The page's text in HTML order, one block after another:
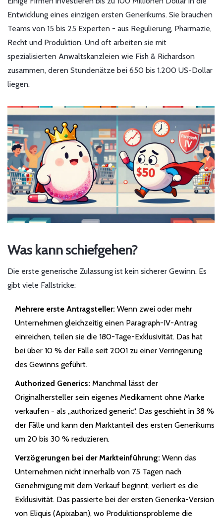
Entwicklung eines einzigen ersten Generikums. Sie brauchen
Teams von 15 bis 25 Experten - aus Regulierung, Pharmazie,
Recht und Produktion. Und oft arbeiten sie mit
spezialisierten Anwaltskanzleien wie Fish & Richardson
zusammen, deren Stundenätze bei 650 bis 1.200 US-Dollar
liegen.
Was kann schiefgehen?
Die erste generische Zulassung ist kein sicherer Gewinn. Es
gibt viele Fallstricke:
Mehrere erste Antragsteller: Wenn zwei oder mehr
Unternehmen gleichzeitig einen Paragraph-IV-Antrag
einreichen, teilen sie die 180-Tage-Exklusivität. Das hat
bei über 10 % der Fälle seit 2001 zu einer Verringerung
des Gewinns geführt.
Authorized Generics: Manchmal lässt der
Originalhersteller sein eigenes Medikament ohne Marke
verkaufen - als „authorized generic“. Das geschieht in 38 %
der Fälle und kann den Marktanteil des ersten Generikums
um 20 bis 30 % reduzieren.
Verzögerungen bei der Markteinführung: Wenn das
Unternehmen nicht innerhalb von 75 Tagen nach
Genehmigung mit dem Verkauf beginnt, verliert es die
Exklusivität. Das passierte bei der ersten Generika-Version
von Eliquis (Apixaban), wo Produktionsprobleme die